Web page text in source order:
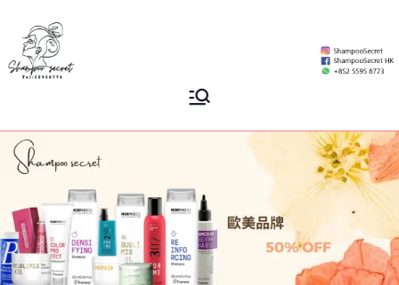
content
Secret
香港專業洗頭水專門店